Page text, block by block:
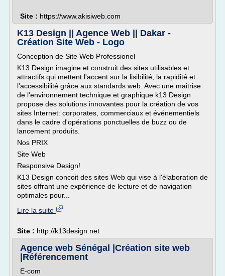
Site : https://www.akisiweb.com
K13 Design || Agence Web || Dakar -
Création Site Web - Logo
Conception de Site Web Professionel
K13 Design imagine et construit des sites utilisables et
attractifs qui mettent l'accent sur la lisibilité, la rapidité et
l'accessibilité grâce aux standards web. Avec une maitrise
de l'environnement technique et graphique k13 Design
propose des solutions innovantes pour la création de vos
sites Internet: corporates, commerciaux et événementiels
dans le cadre d'opérations ponctuelles de buzz ou de
lancement produits.
Nos PRIX
Site Web
Responsive Design!
K13 Design concoit des sites Web qui vise à l'élaboration de
sites offrant une expérience de lecture et de navigation
optimales pour...
Lire la suite
Site : http://k13design.net
Agence web Sénégal |Création site web
|Référencement
E-com